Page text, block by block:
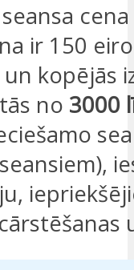
ir 150
kopējās
no 3000